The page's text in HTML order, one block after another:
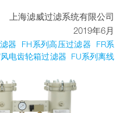
上海滤威过滤系统有限公司
2019年6月
器 FH系列高压过滤器 FR系
电齿轮箱过滤器 FU系列离线